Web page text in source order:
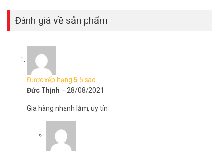
Đánh giá về sản phẩm
Được xếp hạng 5 5 sao
Đức Thịnh – 28/08/2021
Gia hàng nhanh lắm, uy tín